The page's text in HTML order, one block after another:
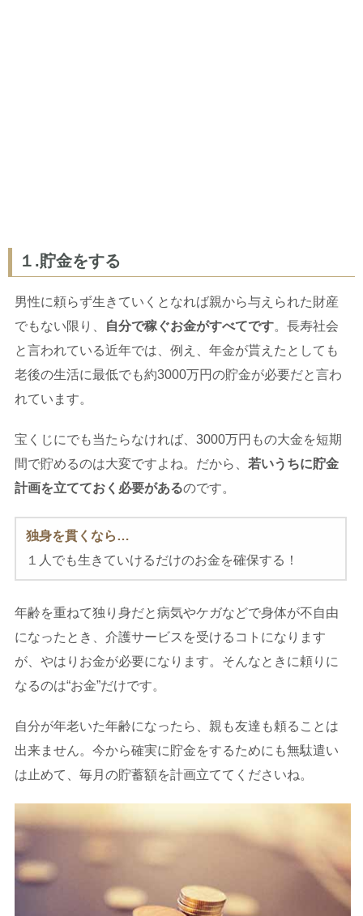
１.貯金をする
男性に頼らず生きていくとなれば親から与えられた財産
でもない限り、
自分で稼ぐお金がすべてです。長寿社会
と言われている近年では、例え、年金が貰えたとしても
老後の生活に最低でも約3000万円の貯金が必要だと言わ
れています。
宝くじにでも当たらなければ、3000万円もの大金を短期
間で貯めるのは大変ですよね。だから、 若いうちに貯金
計画を立てておく必要があるのです。
独身を貫くなら…
１人でも生きていけるだけのお金を確保する！
年齢を重ねて独り身だと病気やケガなどで身体が不自由
になったとき、介護サービスを受けるコトになります
が、やはりお金が必要になります。そんなときに頼りに
なるのは“お金”だけです。
自分が年老いた年齢になったら、親も友達も頼ることは
出来ません。今から確実に貯金をするためにも無駄遣い
は止めて、毎月の貯蓄額を計画立ててくださいね。